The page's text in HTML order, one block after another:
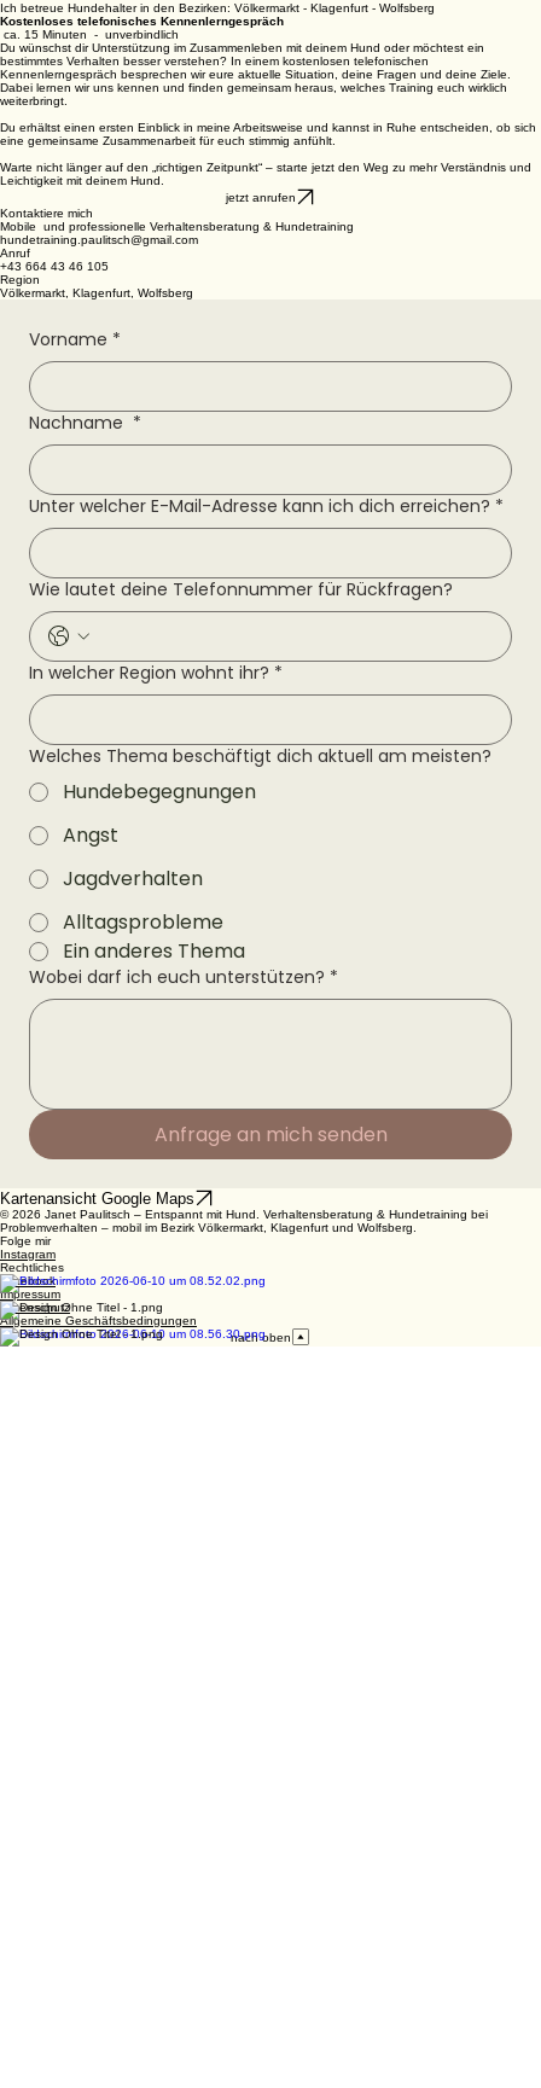
Ich betreue Hundehalter in den Bezirken: Völkermarkt - Klagenfurt - Wolfsberg
Kostenloses telefonisches Kennenlerngespräch
ca. 15 Minuten - unverbindlich
Du wünschst dir Unterstützung im Zusammenleben mit deinem Hund oder möchtest ein
bestimmtes Verhalten besser verstehen? In einem kostenlosen telefonischen
Kennenlerngespräch besprechen wir eure aktuelle Situation, deine Fragen und deine Ziele.
Dabei lernen wir uns kennen und finden gemeinsam heraus, welches Training euch wirklich
weiterbringt.
Du erhältst einen ersten Einblick in meine Arbeitsweise und kannst in Ruhe entscheiden, ob sich
eine gemeinsame Zusammenarbeit für euch stimmig anfühlt.
Warte nicht länger auf den „richtigen Zeitpunkt“ – starte jetzt den Weg zu mehr Verständnis und
Leichtigkeit mit deinem Hund.
jetzt anrufen
Kontaktiere mich
Mobile und professionelle Verhaltensberatung & Hundetraining
hundetraining.paulitsch@gmail.com
Anruf
+43 664 43 46 105
Region
Völkermarkt, Klagenfurt, Wolfsberg
Vorname *
Nachname *
Unter welcher E-Mail-Adresse kann ich dich erreichen? *
Wie lautet deine Telefonnummer für Rückfragen?
In welcher Region wohnt ihr? *
Welches Thema beschäftigt dich aktuell am meisten?
Hundebegegnungen
Angst
Jagdverhalten
Alltagsprobleme
Ein anderes Thema
Wobei darf ich euch unterstützen? *
Anfrage an mich senden
Kartenansicht Google Maps
© 2026 Janet Paulitsch – Entspannt mit Hund. Verhaltensberatung & Hundetraining bei
Problemverhalten – mobil im Bezirk Völkermarkt, Klagenfurt und Wolfsberg.
Folge mir
Instagram
Rechtliches
Facebook
Impressum
Datenschutz
Allgemeine Geschäftsbedingungen
nach oben